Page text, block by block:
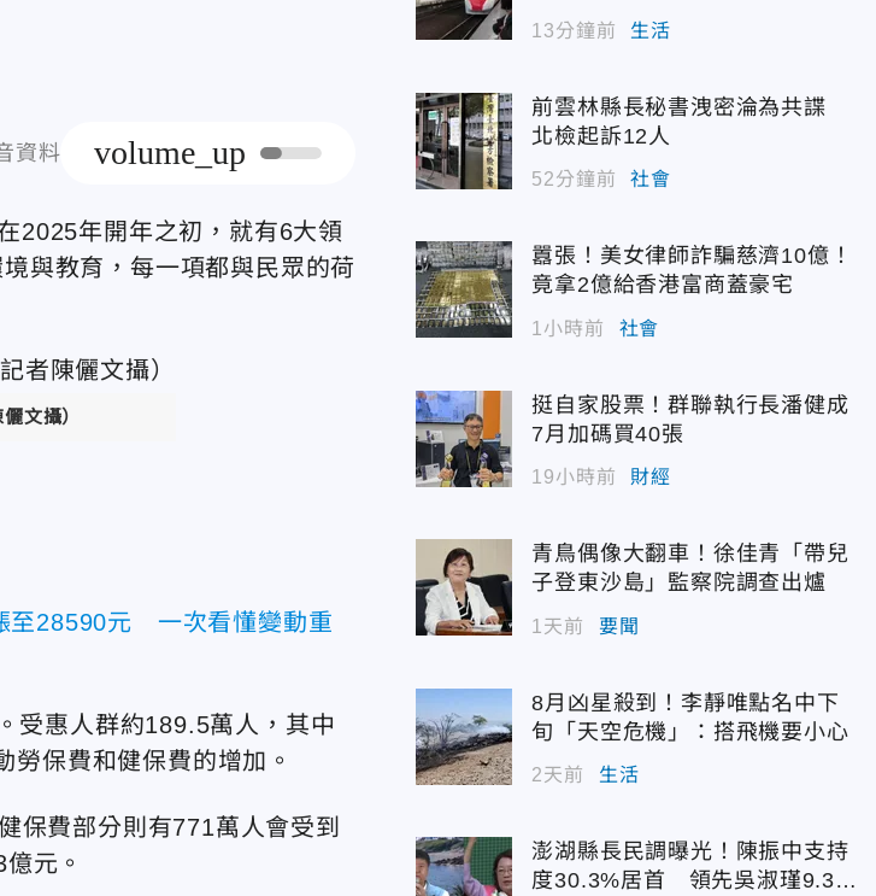
資料 volume_up
2025年開年之初，就有6大領
與教育，每一項都與民眾的荷
文攝）
至28590元 一次看懂變動重
受惠人群約189.5萬人，其中
保費和健保費的增加。
保費部分則有771萬人會受到
元。
13分鐘前 生活
前雲林縣長秘書洩密淪為共諜
北檢起訴12人
52分鐘前 社會
囂張！美女律師詐騙慈濟10億！
竟拿2億給香港富商蓋豪宅
1小時前 社會
挺自家股票！群聯執行長潘健成
7月加碼買40張
19小時前 財經
青鳥偶像大翻車！徐佳青「帶兒
子登東沙島」監察院調查出爐
1天前 要聞
8月凶星殺到！李靜唯點名中下
旬「天空危機」：搭飛機要小心
2天前 生活
澎湖縣長民調曝光！陳振中支持
度30.3%居首 領先吳淑瑾9.3個